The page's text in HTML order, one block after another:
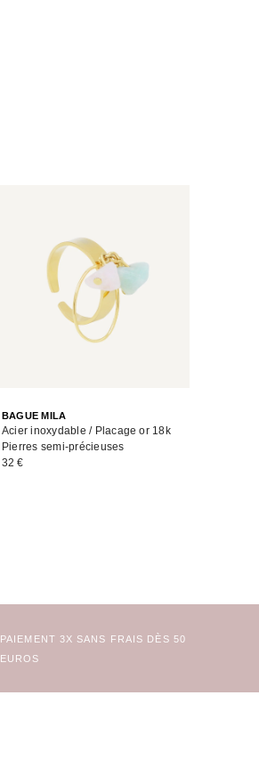
BAGUE MILA
Acier inoxydable / Placage or 18k
Pierres semi-précieuses
32 €
PAIEMENT 3X SANS FRAIS DÈS 50
EUROS